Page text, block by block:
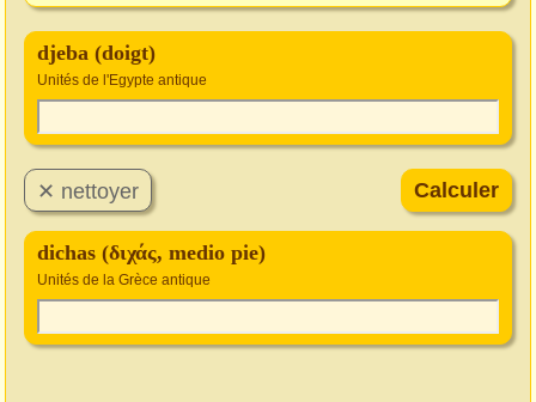
djeba (doigt)
Unités de l'Egypte antique
dichas (διχάς, medio pie)
Unités de la Grèce antique